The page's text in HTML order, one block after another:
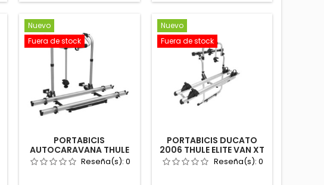
Nuevo
Fuera de stock
PORTABICIS
AUTOCARAVANA THULE
ESSENTIAL SHORT CORTO
PORTABICICLETAS AC
Reseña(s):0
Nuevo
Fuera de stock
PORTABICIS DUCATO
2006 THULE ELITE VAN XT
X250 250
PORTABICICLETAS
Reseña(s): 0